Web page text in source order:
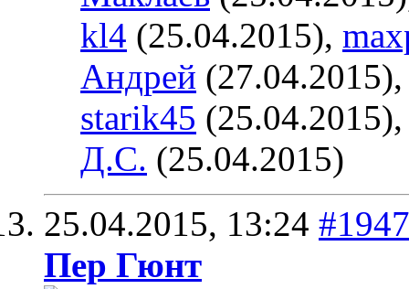
kl4 (25.04.2015),
Андрей
starik45
Д.С. (25.04.2015)
25.04.2015, 13:24 #1947
Пер Гюнт